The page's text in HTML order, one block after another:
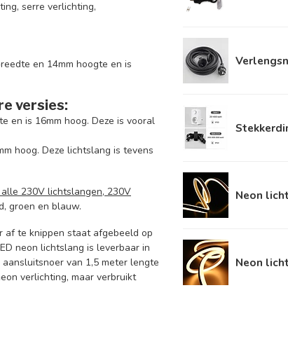
serre verlichting,
en 14mm hoogte en is
versies:
en is 16mm hoog. Deze is vooral
hoog. Deze lichtslang is tevens
230V lichtslangen, 230V
groen en blauw.
af te knippen staat afgebeeld op
neon lichtslang is leverbaar in
van 1,5 meter lengte
verlichting, maar verbruikt
Neon
Neon